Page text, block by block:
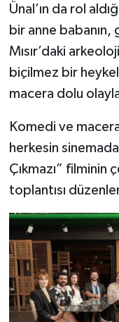
Ünal’ın da rol
bir anne
Mısır’daki
biçilmez bir
macera dolu
Komedi ve
herkesin
Çıkmazı” filminin
toplantısı